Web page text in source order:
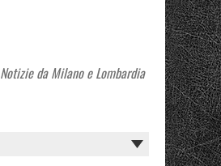
Notizie da Milano e Lombardia